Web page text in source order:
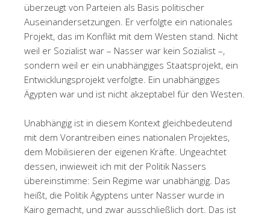
überzeugt von Parteien als Basis politischer
Auseinandersetzungen. Er verfolgte ein nationales
Projekt, das im Konflikt mit dem Westen stand. Nicht
weil er Sozialist war – Nasser war kein Sozialist –,
sondern weil er ein unabhängiges Staatsprojekt, ein
Entwicklungsprojekt verfolgte. Ein unabhängiges
Ägypten war und ist nicht akzeptabel für den Westen.
Unabhängig ist in diesem Kontext gleichbedeutend
mit dem Vorantreiben eines nationalen Projektes,
dem Mobilisieren der eigenen Kräfte. Ungeachtet
dessen, inwieweit ich mit der Politik Nassers
übereinstimme: Sein Regime war unabhängig. Das
heißt, die Politik Ägyptens unter Nasser wurde in
Kairo gemacht, und zwar ausschließlich dort. Das ist